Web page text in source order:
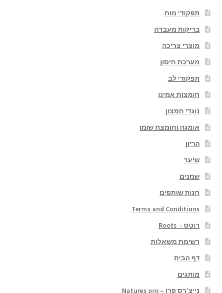
תפקודי מוח
בדיקות מעבדה
מוצרי צריכה
מערכת חיסון
תפקודי לב
חומצות אמינו
נוגדי חמצון
אומגה וחומצת שומן
הריון
שיער
שמנים
חנות שותפים
Terms and Conditions
רוטס – Roots
רשימת משאלות
דף הבית
מותגים
נייצ'רס פרו – Natures pro